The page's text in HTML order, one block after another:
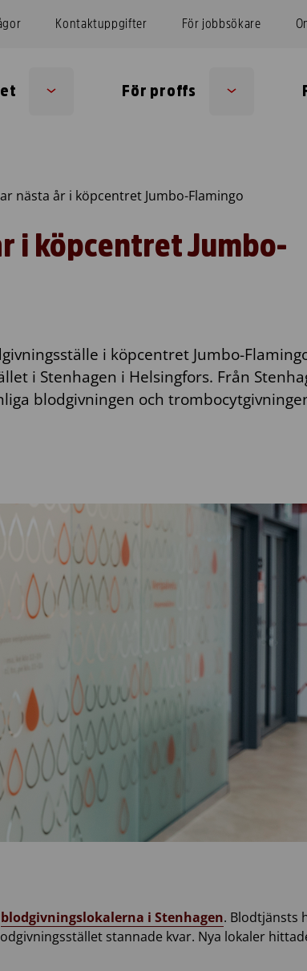
Kontaktuppgifter För jobbsökare
För proffs
nästa år i köpcentret Jumbo-Flamingo
i köpcentret Jumbo-
i köpcentret Jumbo-
i Stenhagen i Helsingfors. Från
blodgivningen och
blodgivningslokalerna i Stenhagen. Blodtjänsts
stannade kvar. Nya lokaler